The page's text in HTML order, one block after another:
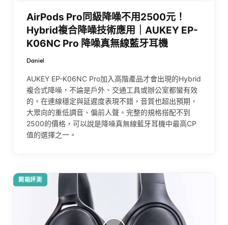
AirPods Pro同級降噪不用2500元！
Hybrid複合降噪技術應用｜AUKEY EP-
K06NC Pro 降噪真無線藍牙耳機
Daniel
AUKEY EP-K06NC Pro加入高階產品才會出現的Hybrid
複合式降噪，不論是戶外、交通工具或辦公室都蠻有效
的。在連線穩定與延遲度表現不錯，音質也超出預期，
大眾向的重低調音、偏前人聲。完整的規格搭配不到
2500的價格，可以說是降噪真無線藍牙耳機中最高CP
值的選擇之一。
開箱評測